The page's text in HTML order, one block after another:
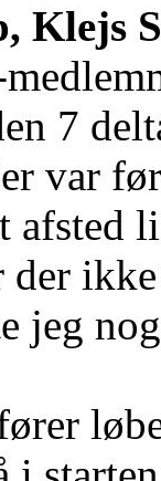
Klejs
7
var
afsted
jeg